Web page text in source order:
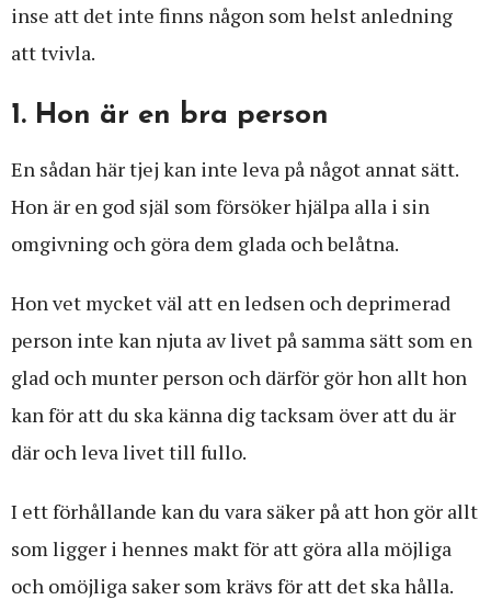
inse att det inte finns någon som helst anledning
att tvivla.
1. Hon är en bra person
En sådan här tjej kan inte leva på något annat sätt.
Hon är en god själ som försöker hjälpa alla i sin
omgivning och göra dem glada och belåtna.
Hon vet mycket väl att en ledsen och deprimerad
person inte kan njuta av livet på samma sätt som en
glad och munter person och därför gör hon allt hon
kan för att du ska känna dig tacksam över att du är
där och leva livet till fullo.
I ett förhållande kan du vara säker på att hon gör allt
som ligger i hennes makt för att göra alla möjliga
och omöjliga saker som krävs för att det ska hålla.